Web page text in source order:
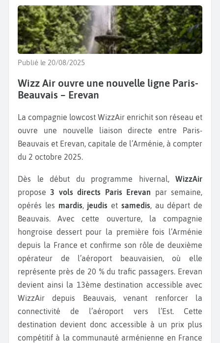
Publié le 20/08/2025
Wizz Air ouvre une nouvelle ligne Paris-
Beauvais – Erevan
La compagnie lowcost WizzAir enrichit son réseau et
ouvre une nouvelle liaison directe entre Paris-
Beauvais et Erevan, capitale de l’Arménie, à compter
du 2 octobre 2025.
Dès le début du programme hivernal, WizzAir
propose3 vols directs Paris Erevan par semaine,
opérés les mardis, jeudis et samedis, au départ de
Beauvais. Avec cette ouverture, la compagnie
hongroise dessert pour la première fois l’Arménie
depuis la France et confirme son rôle de deuxième
opérateur de l’aéroport beauvaisien, où elle
représente près de 20 % du trafic passagers. Erevan
devient ainsi la 13ème destination accessible avec
WizzAir depuis Beauvais, venant renforcer la
connectivité de l’aéroport vers l’Est. Cette
destination devient donc accessible à un prix plus
compétitif à la communauté arménienne en France